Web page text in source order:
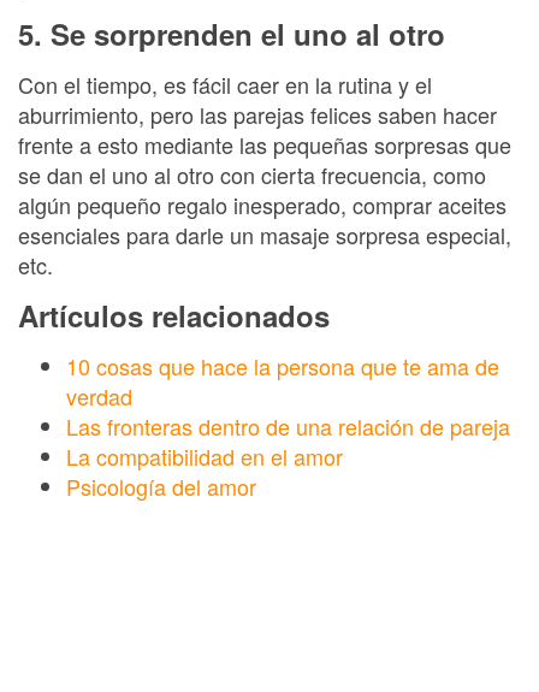
5. Se sorprenden el uno al otro
Con el tiempo, es fácil caer en la rutina y el
aburrimiento, pero las parejas felices saben hacer
frente a esto mediante las pequeñas sorpresas que
se dan el uno al otro con cierta frecuencia, como
algún pequeño regalo inesperado, comprar aceites
esenciales para darle un masaje sorpresa especial,
etc.
Artículos relacionados
10 cosas que hace la persona que te ama de
verdad
Las fronteras dentro de una relación de pareja
La compatibilidad en el amor
Psicología del amor